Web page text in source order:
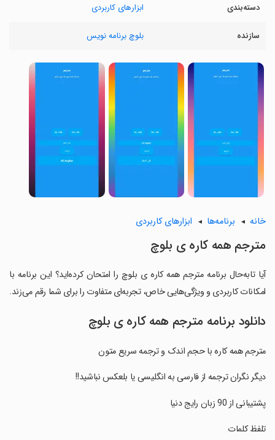
دسته‌بندی ابزارهای کاربردی
سازنده بلوچ برنامه نویس
خانه برنامه‌ها ابزارهای کاربردی
مترجم همه کاره ی بلوچ
آیا تابه‌حال برنامه مترجم همه کاره ی بلوچ را امتحان کرده‌اید؟ این برنامه با
امکانات کاربردی و ویژگی‌هایی خاص، تجربه‌ای متفاوت را برای شما رقم می‌زند.
دانلود برنامه مترجم همه کاره ی بلوچ
‏‏مترجم همه کاره با حجم اندک و ترجمه سریع متون
‏دیگر نگران ترجمه از فارسی به انگلیسی یا بلعکس نباشید!!
‏پشتیبانی از 90 زبان رایج دنیا
‏تلفظ کلمات